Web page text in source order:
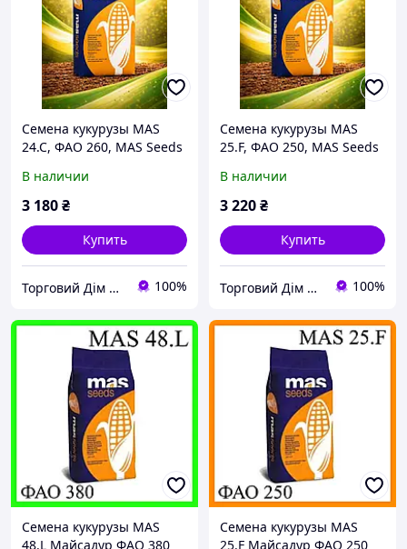
Семена кукурузы MAS
24.C, ФАО 260, MAS Seeds
В наличии
3 180₴
Купить
Торговий Дім Насіння 100%
Семена кукурузы MAS
25.F, ФАО 250, MAS Seeds
В наличии
3 220₴
Купить
Торговий Дім Насіння 100%
Семена кукурузы MAS
48.L Майсадур ФАО 380
Семена кукурузы MAS
25.F Майсадур ФАО 250